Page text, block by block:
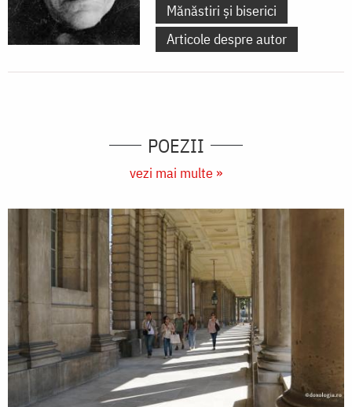
Mănăstiri și biserici
Articole despre autor
POEZII
vezi mai multe »